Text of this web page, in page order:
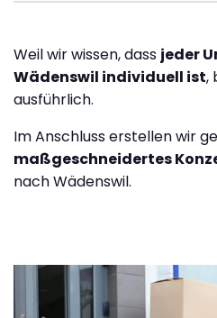
Weil wir wissen, dass jeder
Wädenswil individuell ist,
ausführlich.
Im Anschluss erstellen wir
maßgeschneidertes
nach Wädenswil.